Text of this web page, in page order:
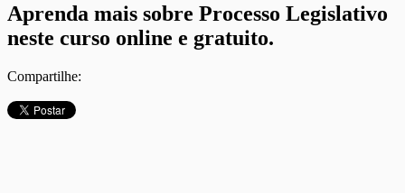
Aprenda mais sobre Processo Legislativo
neste curso online e gratuito.
Compartilhe: